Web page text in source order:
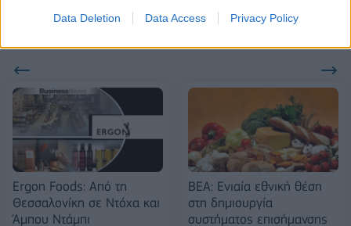
Data Deletion Data Access Privacy Policy
ΠΕΡΙΣΣΌΤΕΡΑ ΣΕ ΑΥΤΉ ΤΗΝ ΚΑΤΗΓΟΡΊΑ
Εrgon Foods: Από τη
Θεσσαλονίκη σε Nτόχα και
Άμπου Ντάμπι
ΒΕΑ: Ενιαία εθνική θέση
στη δημιουργία
συστήματος επισήμανσης